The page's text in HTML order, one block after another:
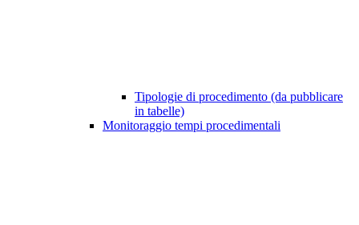
Tipologie di procedimento (da pubblicare
in tabelle)
Monitoraggio tempi procedimentali